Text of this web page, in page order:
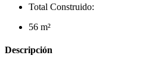
Total Construido:
56 m²
Descripción